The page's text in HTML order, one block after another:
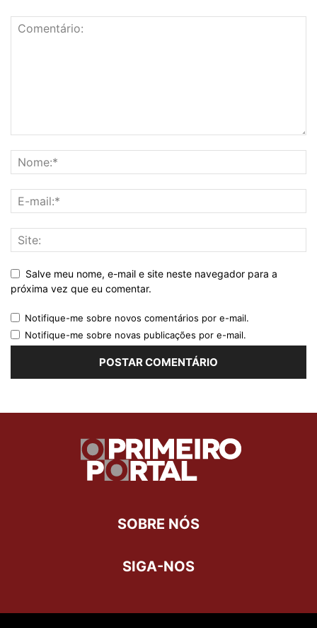
Salve meu nome, e-mail e site neste navegador para a
próxima vez que eu comentar.
Notifique-me sobre novos comentários por e-mail.
Notifique-me sobre novas publicações por e-mail.
SOBRE NÓS
SIGA-NOS